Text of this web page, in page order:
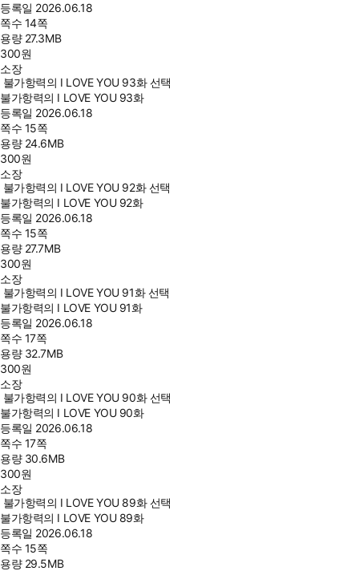
등록일 2026.06.18
쪽수 14쪽
용량 27.3MB
300원
소장
불가항력의 I LOVE YOU 93화 선택
불가항력의 I LOVE YOU 93화
등록일 2026.06.18
쪽수 15쪽
용량 24.6MB
300원
소장
불가항력의 I LOVE YOU 92화 선택
불가항력의 I LOVE YOU 92화
등록일 2026.06.18
쪽수 15쪽
용량 27.7MB
300원
소장
불가항력의 I LOVE YOU 91화 선택
불가항력의 I LOVE YOU 91화
등록일 2026.06.18
쪽수 17쪽
용량 32.7MB
300원
소장
불가항력의 I LOVE YOU 90화 선택
불가항력의 I LOVE YOU 90화
등록일 2026.06.18
쪽수 17쪽
용량 30.6MB
300원
소장
불가항력의 I LOVE YOU 89화 선택
불가항력의 I LOVE YOU 89화
등록일 2026.06.18
쪽수 15쪽
용량 29.5MB